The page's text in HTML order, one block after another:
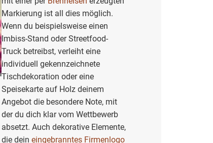
Markierung ist all dies möglich.
Wenn du beispielsweise einen
Imbiss-Stand oder Streetfood-
Truck betreibst, verleiht eine
individuell gekennzeichnete
Tischdekoration oder eine
Speisekarte auf Holz deinem
Angebot die besondere Note, mit
der du dich klar vom Wettbewerb
absetzt. Auch dekorative Elemente,
die dein eingebranntes Firmenlogo